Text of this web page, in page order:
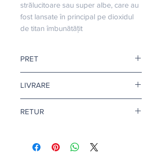
strălucitoare sau super albe, care au
fost lansate în principal pe dioxidul
de titan îmbunătățit
PRET
finisajul si litrajul dorit.
LIVRARE
depaseste 500 de lei.
Citeste mai multeaici
RETUR
conditii speciale. Afla mai multe